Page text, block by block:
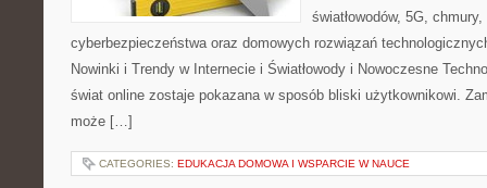
światłowodów, 5G,
cyberbezpieczeństwa oraz domowych rozwiązań
Nowinki i Trendy w Internecie i Światłowody i Nowoczesne
świat online zostaje pokazana w sposób bliski użytkownikowi.
może […]
CATEGORIES: EDUKACJA DOMOWA I WSPARCIE W NAUCE